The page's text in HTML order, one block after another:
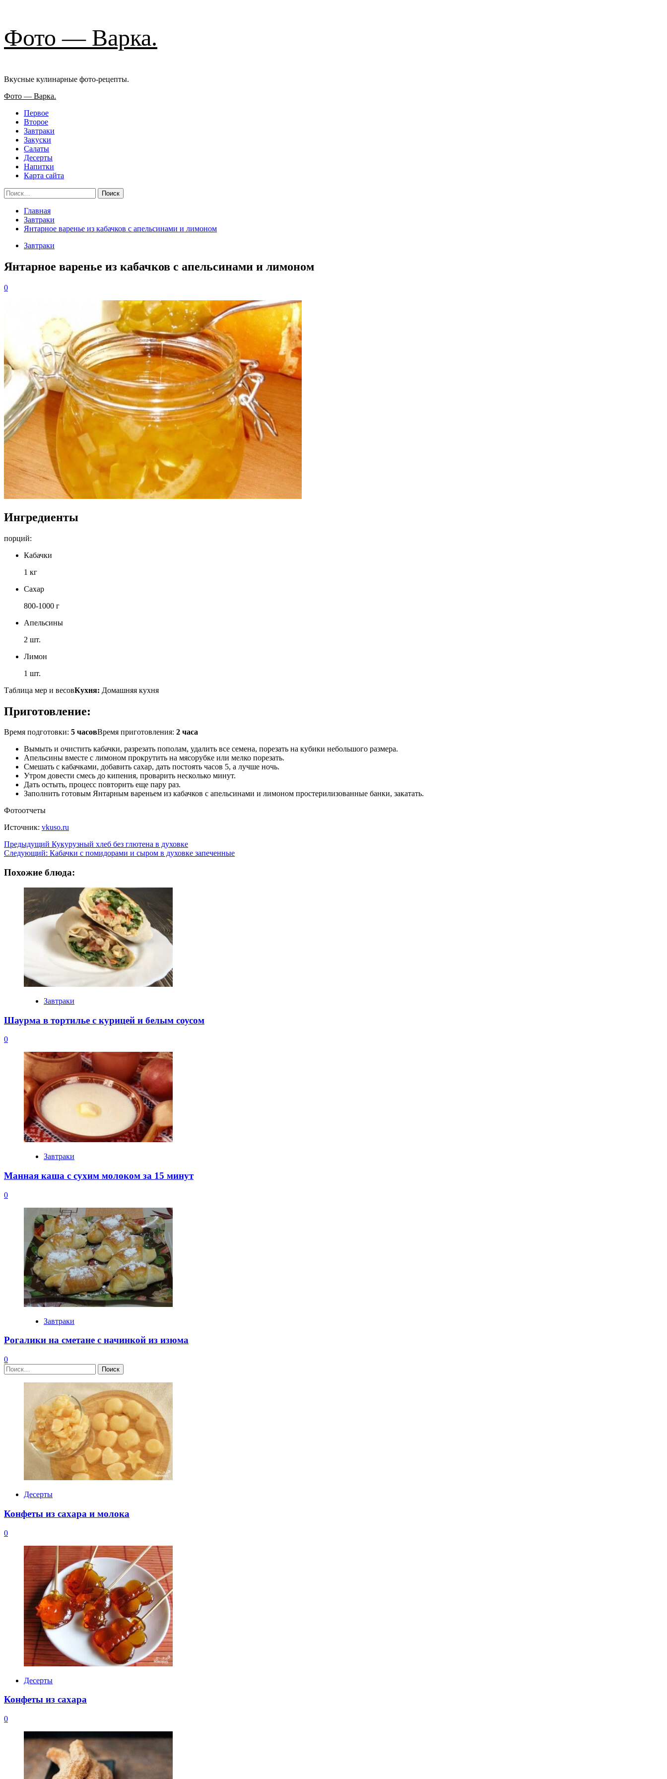
к
содержимому
Фото — Варка.
Вкусные кулинарные фото-рецепты.
Основное
Фото — Варка.
Первое
Второе
Завтраки
Закуски
Салаты
Десерты
Напитки
Карта сайта
Найти:
Главная
Завтраки
Янтарное варенье из кабачков с апельсинами и лимоном
Завтраки
Янтарное варенье из кабачков с апельсинами и лимоном
0
Ингредиенты
порций:
Кабачки
1 кг
Сахар
800-1000 г
Апельсины
2 шт.
Лимон
1 шт.
Таблица мер и весовКухня: Домашняя кухня
Приготовление:
Время подготовки: 5 часовВремя приготовления: 2 часа
Вымыть и очистить кабачки, разрезать пополам, удалить все семена, порезать на кубики небольшого размера.
Апельсины вместе с лимоном прокрутить на мясорубке или мелко порезать.
Смешать с кабачками, добавить сахар, дать постоять часов 5, а лучше ночь.
Утром довести смесь до кипения, проварить несколько минут.
Дать остыть, процесс повторить еще пару раз.
Заполнить готовым Янтарным вареньем из кабачков с апельсинами и лимоном простерилизованные банки, закатать.
Фотоотчеты
Источник: vkuso.ru
Навигация
записи
Предыдущий Кукурузный хлеб без глютена в духовке
Следующий: Кабачки с помидорами и сыром в духовке запеченные
Похожие блюда:
Завтраки
Шаурма в тортилье с курицей и белым соусом
0
Завтраки
Манная каша с сухим молоком за 15 минут
0
Завтраки
Рогалики на сметане с начинкой из изюма
0
Найти:
Десерты
Конфеты из сахара и молока
0
Десерты
Конфеты из сахара
0